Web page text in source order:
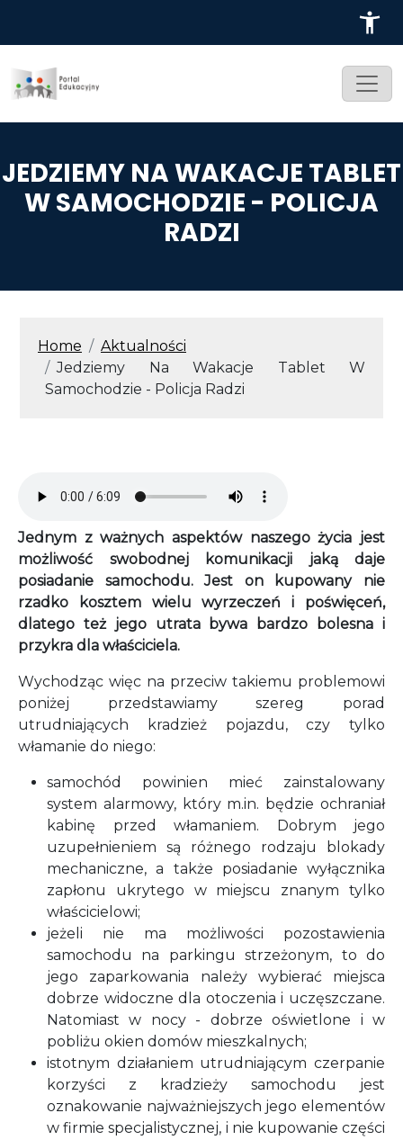
JEDZIEMY NA WAKACJE TABLET
W SAMOCHODZIE - POLICJA
RADZI
ŚCIEŻKA NAWIGACYJNA
Home
Aktualności
Jedziemy Na Wakacje Tablet W
Samochodzie - Policja Radzi
Jednym z ważnych aspektów naszego życia jest
możliwość swobodnej komunikacji jaką daje
posiadanie samochodu. Jest on kupowany nie
rzadko kosztem wielu wyrzeczeń i poświęceń,
dlatego też jego utrata bywa bardzo bolesna i
przykra dla właściciela.
Wychodząc więc na przeciw takiemu problemowi
poniżej przedstawiamy szereg porad
utrudniających kradzież pojazdu, czy tylko
włamanie do niego:
samochód powinien mieć zainstalowany
system alarmowy, który m.in. będzie ochraniał
kabinę przed włamaniem. Dobrym jego
uzupełnieniem są różnego rodzaju blokady
mechaniczne, a także posiadanie wyłącznika
zapłonu ukrytego w miejscu znanym tylko
właścicielowi;
jeżeli nie ma możliwości pozostawienia
samochodu na parkingu strzeżonym, to do
jego zaparkowania należy wybierać miejsca
dobrze widoczne dla otoczenia i uczęszczane.
Natomiast w nocy - dobrze oświetlone i w
pobliżu okien domów mieszkalnych;
istotnym działaniem utrudniającym czerpanie
korzyści z kradzieży samochodu jest
oznakowanie najważniejszych jego elementów
w firmie specjalistycznej, i nie kupowanie części